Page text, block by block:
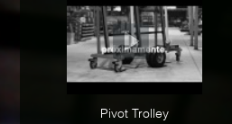
Pivot Trolley